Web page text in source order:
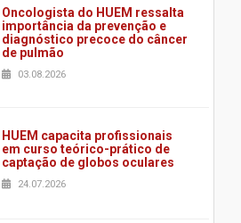
Oncologista do HUEM ressalta
importância da prevenção e
diagnóstico precoce do câncer
de pulmão
03.08.2026
HUEM capacita profissionais
em curso teórico-prático de
captação de globos oculares
24.07.2026